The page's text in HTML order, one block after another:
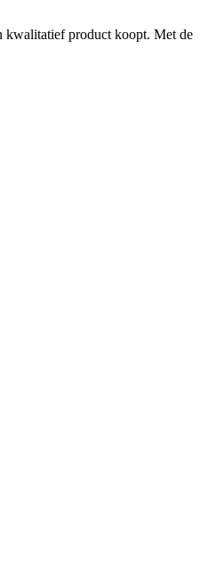
kwalitatief product koopt. Met de